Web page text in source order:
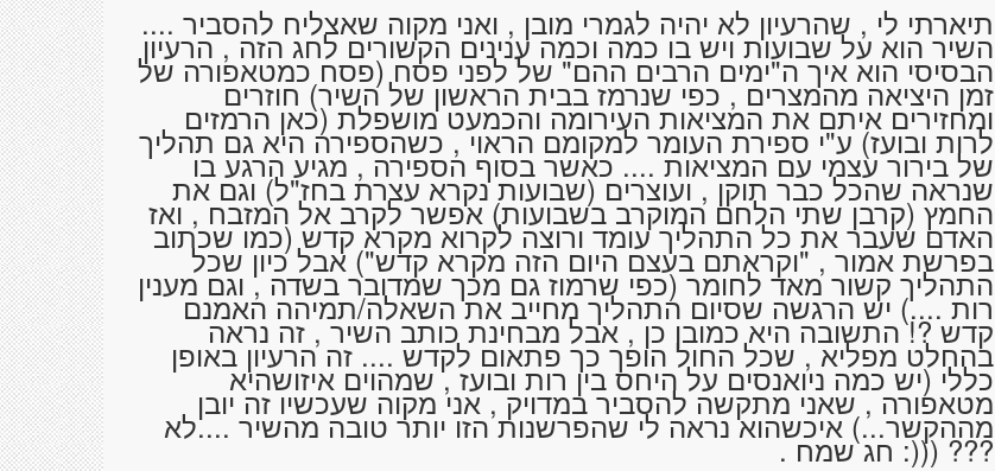
תיארתי לי , שהרעיון לא יהיה לגמרי מובן , ואני מקוה שאצליח להסביר ....
השיר הוא על שבועות ויש בו כמה וכמה ענינים הקשורים לחג הזה , הרעיון
הבסיסי הוא איך ה"ימים הרבים ההם" של לפני פסח (פסח כמטאפורה של
זמן היציאה מהמצרים , כפי שנרמז בבית הראשון של השיר) חוזרים
ומחזירים איתם את המציאות העירומה והכמעט מושפלת (כאן הרמזים
לרות ובועז) ע"י ספירת העומר למקומם הראוי , כשהספירה היא גם תהליך
של בירור עצמי עם המציאות .... כאשר בסוף הספירה , מגיע הרגע בו
שנראה שהכל כבר תוקן , ועוצרים (שבועות נקרא עצרת בחז"ל) וגם את
החמץ (קרבן שתי הלחם המוקרב בשבועות) אפשר לקרב אל המזבח , ואז
האדם שעבר את כל התהליך עומד ורוצה לקרוא מקרא קדש (כמו שכתוב
בפרשת אמור , "וקראתם בעצם היום הזה מקרא קדש") אבל כיון שכל
התהליך קשור מאד לחומר (כפי שרמוז גם מכך שמדובר בשדה , וגם מענין
רות ....) יש הרגשה שסיום התהליך מחייב את השאלה/תמיהה האמנם
קדש ?! התשובה היא כמובן כן , אבל מבחינת כותב השיר , זה נראה
בהחלט מפליא , שכל החול הופך כך פתאום לקדש .... זה הרעיון באופן
כללי (יש כמה ניואנסים על היחס בין רות ובועז , שמהוים איזושהיא
מטאפורה , שאני מתקשה להסביר במדויק , אני מקוה שעכשיו זה יובן
מההקשר...) איכשהוא נראה לי שהפרשנות הזו יותר טובה מהשיר ....לא
??? (((: חג שמח .